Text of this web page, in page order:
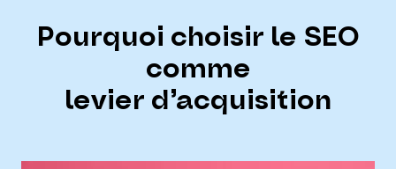
Pourquoi choisir le SEO
comme
levier d’acquisition